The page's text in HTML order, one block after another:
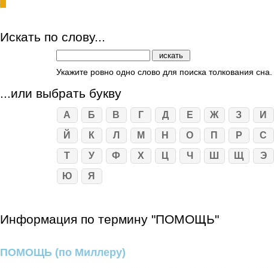
Искать по слову...
Укажите ровно одно слово для поиска толкования сна.
...или выбрать букву
А Б В Г Д Е Ж З
И
Й
К Л М Н О П Р
С
Т
У Ф Х Ц Ч Ш Щ
Э
Ю
Я
Информация по термину "ПОМОЩЬ"
ПОМОЩЬ (по Миллеру)